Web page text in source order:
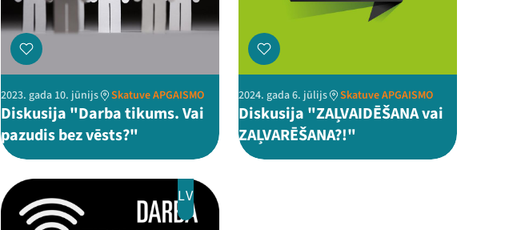
2023. gada 10. jūnijs Skatuve APGAISMO
Diskusija "Darba tikums. Vai
pazudis bez vēsts?"
2024. gada 6. jūlijs Skatuve APGAISMO
Diskusija "ZAĻVAIDĒŠANA vai
ZAĻVARĒŠANA?!"
LV